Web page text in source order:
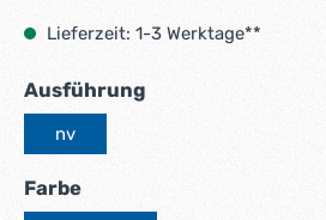
Lieferzeit: 1-3 Werktage**
Ausführung
nv
Farbeauswählen